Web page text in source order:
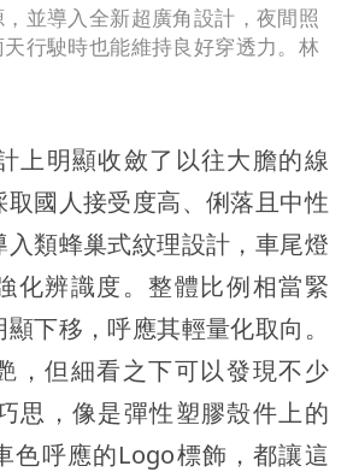
並導入全新超廣角設計，夜間照
行駛時也能維持良好穿透力。林
上明顯收斂了以往大膽的線
國人接受度高、俐落且中性
入類蜂巢式紋理設計，車尾燈
化辨識度。整體比例相當緊
下移，呼應其輕量化取向。
，但細看之下可以發現不少
思，像是彈性塑膠殼件上的
色呼應的Logo標飾，都讓這